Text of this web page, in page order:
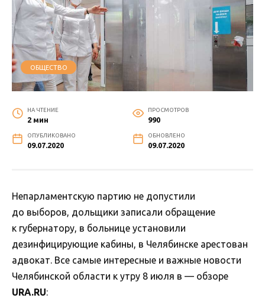
ОБЩЕСТВО
НА ЧТЕНИЕ
2 мин
ПРОСМОТРОВ
990
ОПУБЛИКОВАНО
09.07.2020
ОБНОВЛЕНО
09.07.2020
Непарламентскую партию не допустили
до выборов, дольщики записали обращение
к губернатору, в больнице установили
дезинфицирующие кабины, в Челябинске арестован
адвокат. Все самые интересные и важные новости
Челябинской области к утру 8 июля в — обзоре
URA.RU: